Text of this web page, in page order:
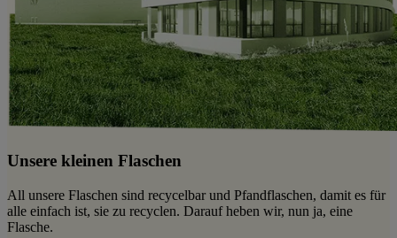
Unsere kleinen Flaschen
All unsere Flaschen sind recycelbar und Pfandflaschen, damit es für
alle einfach ist, sie zu recyclen. Darauf heben wir, nun ja, eine
Flasche.